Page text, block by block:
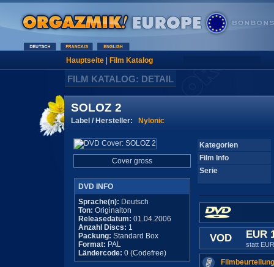
Hauptseite| Film Katalog
FILM KATALOG: DETAIL
SOLOZ 2
Label / Hersteller: Nylonic
Cover gross
DVD INFO
Sprache(n): Deutsch
Ton: Originalton
Releasedatum: 01.04.2006
Anzahl Discs: 1
Packung: Standard Box
Format: PAL
Ländercode: 0 (Codefree)
Kategorien
Film Info
Serie
VOD EUR
statt